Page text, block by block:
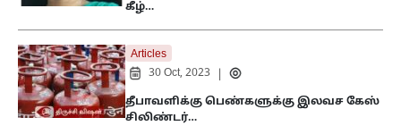
கீழ்…
Articles
30 Oct, 2023
தீபாவளிக்கு பெண்களுக்கு இலவச கேஸ்
சிலிண்டர்…